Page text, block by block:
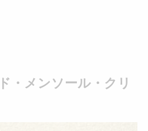
・メンソール・クリ